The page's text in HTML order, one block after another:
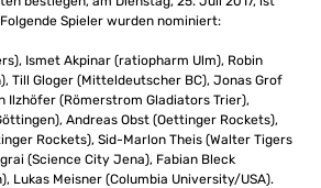
Spieler wurden nominiert:
Ismet Akpinar (ratiopharm Ulm), Robin
Till Gloger (Mitteldeutscher BC), Jonas Grof
Ilzhöfer (Römerstrom Gladiators Trier),
Andreas Obst (Oettinger Rockets),
Rockets), Sid-Marlon Theis (Walter Tigers
(Science City Jena), Fabian Bleck
Lukas Meisner (Columbia University/USA).